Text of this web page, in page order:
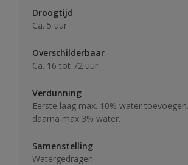
Droogtijd
Ca. 5 uur
Overschilderbaar
Ca. 16 tot 72 uur
Verdunning
Eerste laag max. 10% water
daarna max 3% water.
Samenstelling
Watergedragen